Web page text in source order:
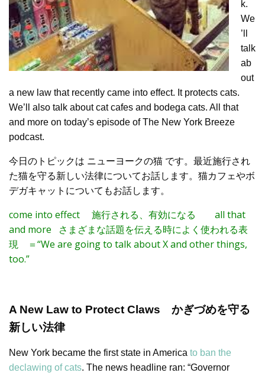
k.
We
’ll
talk
ab
out
a new law that recently came into effect. It protects cats.
We’ll also talk about cat cafes and bodega cats. All that
and more on today’s episode of The New York Breeze
podcast.
今日のトピックは ニューヨークの猫 です。最近施行され
た猫を守る新しい法律についてお話します。猫カフェやボ
デガキャットについてもお話します。
come into effect 施行される、有効になる all that
and more さまざまな話題を伝える時によく使われる表
現 ＝“We are going to talk about X and other things,
too.”
A New Law to Protect Claws かぎづめを守る
新しい法律
New York became the first state in America to ban the
declawing of cats. The news headline ran: “Governor